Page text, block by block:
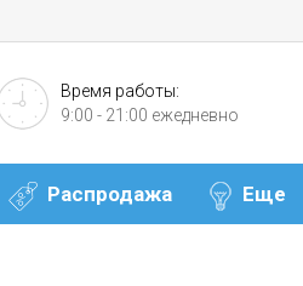
Время работы:
9:00 - 21:00 ежедневно
Распродажа Еще